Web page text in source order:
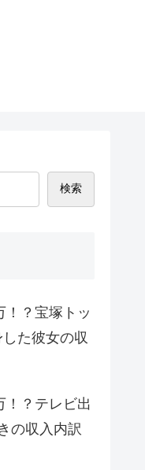
検索
！？宝塚トッ
た彼女の収
！？テレビ出
の収入内訳